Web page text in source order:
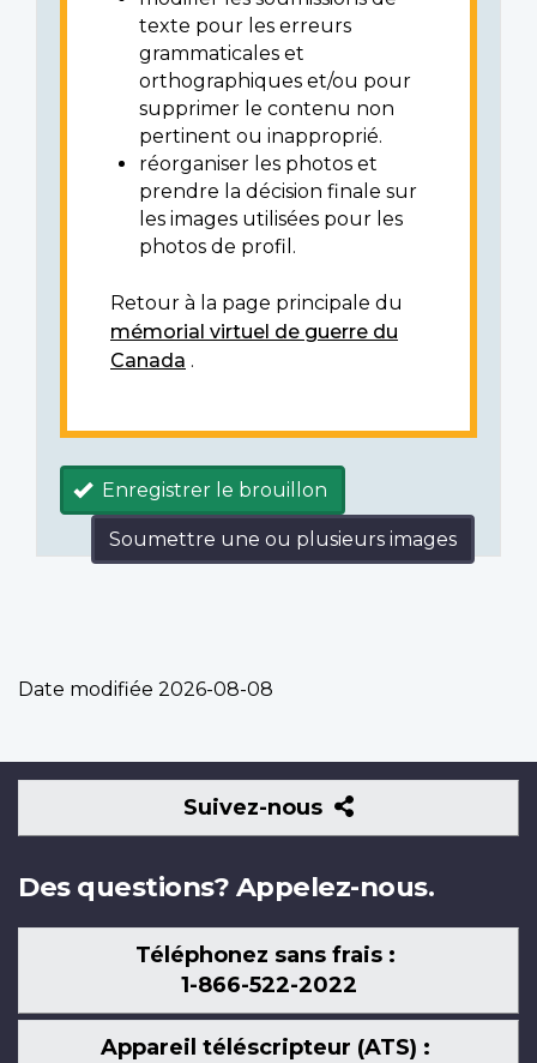
texte pour les erreurs
grammaticales et
orthographiques et/ou pour
supprimer le contenu non
pertinent ou inapproprié.
réorganiser les photos et
prendre la décision finale sur
les images utilisées pour les
photos de profil.
Retour à la page principale du
mémorial virtuel de guerre du
Canada .
Enregistrer le brouillon
Soumettre une ou plusieurs images
Date modifiée 2026-08-08
Suivez-nous
Suivez-
nous
Des questions? Appelez-nous.
Téléphonez sans frais :
1-866-522-2022
Appareil téléscripteur (ATS) :